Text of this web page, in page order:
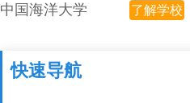
中国海洋大学 了解学校
快速导航